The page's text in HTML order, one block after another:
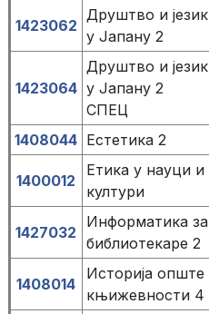
1423062
Друштво и језик
у Јапану 2
1423064
Друштво и језик
у Јапану 2
СПЕЦ
1408044 Естетика 2
1400012
Етика у науци и
култури
1427032
Информатика за
библиотекаре 2
1408014
Историја опште
књижевности 4